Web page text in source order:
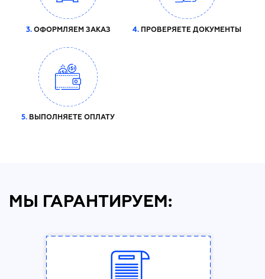
3.ОФОРМЛЯЕМ ЗАКАЗ 4.ПРОВЕРЯЕТЕ ДОКУМЕНТЫ
5. ВЫПОЛНЯЕТЕ ОПЛАТУ
МЫ ГАРАНТИРУЕМ: